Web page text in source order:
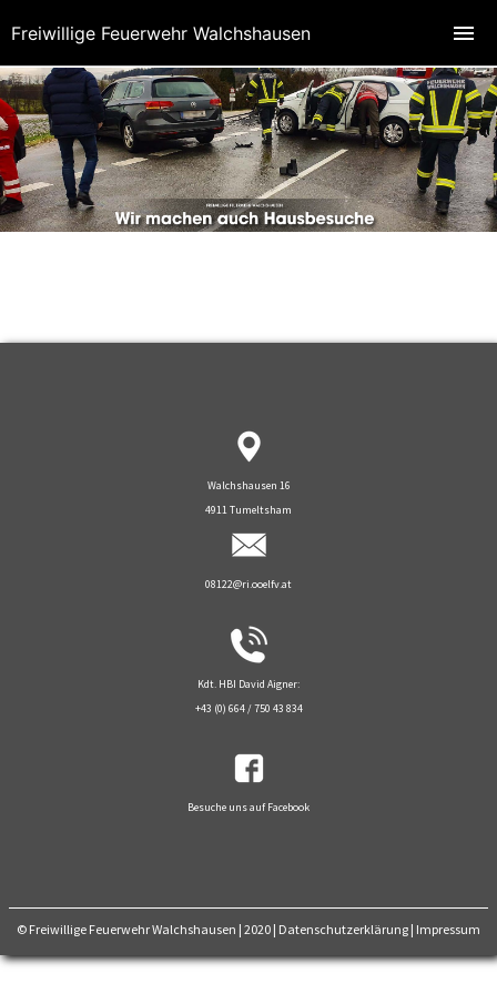
Walchshausen 16
4911 Tumeltsham
08122@ri.ooelfv.at
Kdt. HBI David Aigner:
+43 (0) 664 / 750 43 834
Besuche uns auf Facebook
© Freiwillige Feuerwehr Walchshausen | 2020 | Datenschutzerklärung | Impressum
Freiwillige Feuerwehr Walchshausen